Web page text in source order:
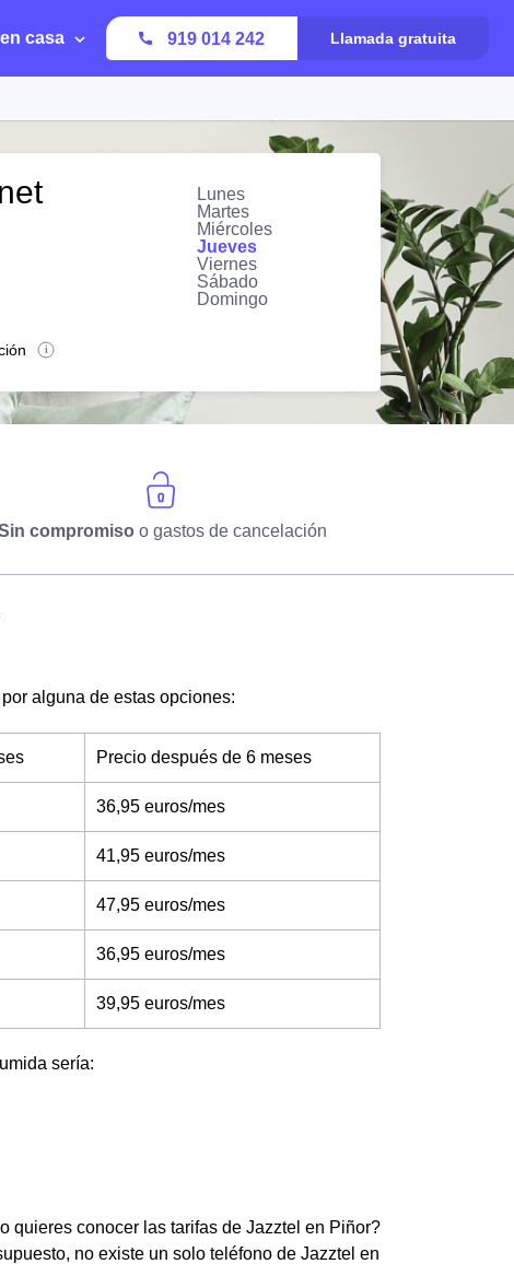
casa 919 014 242 Llamada gratuita
Lunes
Martes
Miércoles
Jueves
Viernes
Sábado
Domingo
compromiso o gastos de cancelación
alguna de estas opciones:
Precio después de 6 meses
36,95 euros/mes
41,95 euros/mes
47,95 euros/mes
36,95 euros/mes
39,95 euros/mes
sería:
quieres conocer las tarifas de Jazztel en Piñor?
no existe un solo teléfono de Jazztel en